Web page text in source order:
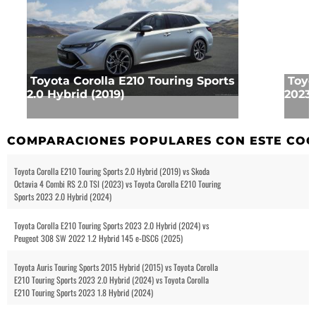
Toyota Corolla E210 Touring Sports
2.0 Hybrid (2019)
2023
COMPARACIONES POPULARES CON ESTE
Toyota Corolla E210 Touring Sports 2.0 Hybrid (2019) vs Skoda
Octavia 4 Combi RS 2.0 TSI (2023) vs Toyota Corolla E210 Touring
Sports 2023 2.0 Hybrid (2024)
Toyota Corolla E210 Touring Sports 2023 2.0 Hybrid (2024) vs
Peugeot 308 SW 2022 1.2 Hybrid 145 e-DSC6 (2025)
Toyota Auris Touring Sports 2015 Hybrid (2015) vs Toyota Corolla
E210 Touring Sports 2023 2.0 Hybrid (2024) vs Toyota Corolla
E210 Touring Sports 2023 1.8 Hybrid (2024)